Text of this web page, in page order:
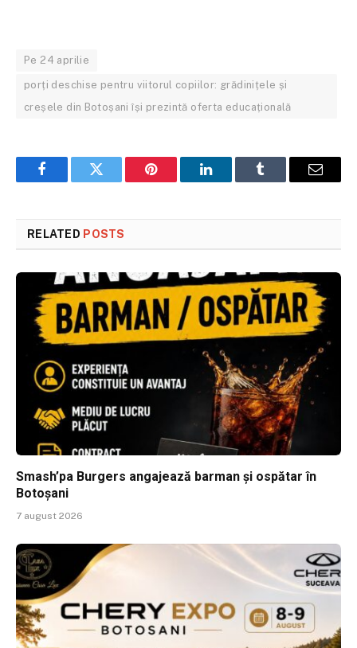
Pe 24 aprilie
porți deschise pentru viitorul copiilor: grădinițele și
creșele din Botoșani își prezintă oferta educațională
FacebookTwitter Pinterest LinkedInTumblr Email
RELATED POSTS
Smash’pa Burgers angajează barman și ospătar în
Botoșani
7 august 2026